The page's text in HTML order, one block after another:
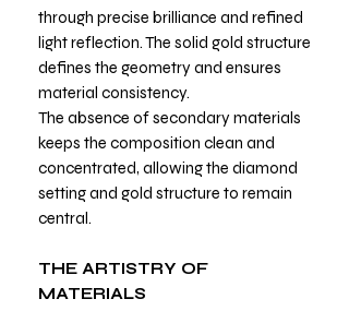
through precise brilliance and refined
light reflection. The solid gold structure
defines the geometry and ensures
material consistency.
The absence of secondary materials
keeps the composition clean and
concentrated, allowing the diamond
setting and gold structure to remain
central.
THE ARTISTRY OF
MATERIALS